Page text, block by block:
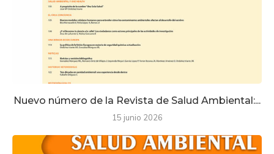
Nuevo número de la Revista de Salud Ambiental:...
15 junio 2026